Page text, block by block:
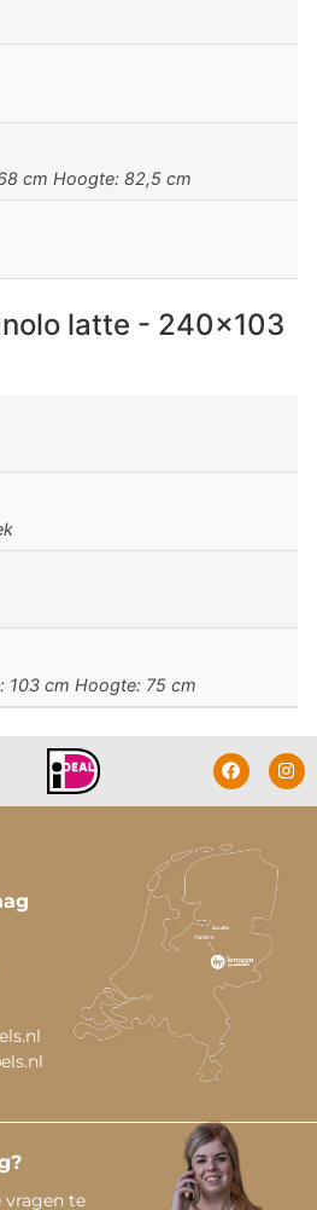
cm Hoogte: 82,5 cm
latte - 240x103
103 cm Hoogte: 75 cm
te